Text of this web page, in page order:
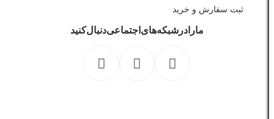
ثبت سفارش و خرید
ما را در شبکه های اجتماعی دنبال کنید